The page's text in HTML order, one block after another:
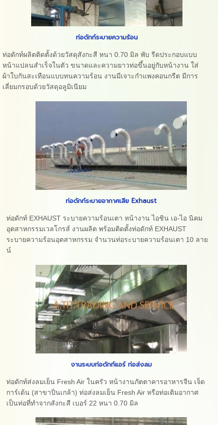
ท่อดักท์ระบายความร้อน
ท่อดักท์ผลิตติดตั้งด้วยวัสดุสังกะสี หนา 0.70 มิล พับ รีดประกอบแบบ
หน้าแปลนสำเร็จในตัว ขนาดและความยาวท่อขึ้นอยู่กับหน้างาน ใส่
ผ้าใบกันสะเทือนแบบทนความร้อน งานมีเจาะกำแพงคอนกรีต มีการ
เลี่ยมกรอบด้วยวัสดุอลูมิเนียม
ท่อดักท์ระบายอากาศเสีย Exhaust
ท่อดักท์ EXHAUST ระบายความร้อนเตา หน้างาน ไอชิน เอ-ไอ นิคม
อุตสาหกรรมเวลโกรส์ งานผลิต พร้อมติดตั้งท่อดักท์ EXHAUST
ระบายความร้อนอุตสาหกรรม จำนวนท่อระบายความร้อนเตา 10 ลาย
น์
งานระบบท่อดักท์แอร์ ท่อส่งลม
ท่อดักท์ส่งลมเย็น Fresh Air ในครัว หน้างานภัตตาคารอาหารจีน เจ็ด
การ์เด้น (สาขาปิ่นเกล้า) ท่อส่งลมเย็น Fresh Air หรือท่อเติมอากาศ
เป็นท่อที่ทำจากสังกะสี เบอร์ 22 หนา 0.70 มิล